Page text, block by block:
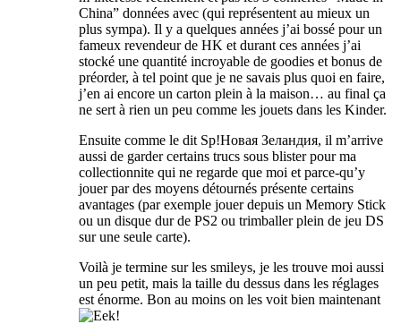
China” données avec (qui représentent au mieux un
plus sympa). Il y a quelques années j’ai bossé pour un
fameux revendeur de HK et durant ces années j’ai
stocké une quantité incroyable de goodies et bonus de
préorder, à tel point que je ne savais plus quoi en faire,
j’en ai encore un carton plein à la maison… au final ça
ne sert à rien un peu comme les jouets dans les Kinder.
Ensuite comme le dit Sp!Новая Зеландия, il m’arrive
aussi de garder certains trucs sous blister pour ma
collectionnite qui ne regarde que moi et parce-qu’y
jouer par des moyens détournés présente certains
avantages (par exemple jouer depuis un Memory Stick
ou un disque dur de PS2 ou trimballer plein de jeu DS
sur une seule carte).
Voilà je termine sur les smileys, je les trouve moi aussi
un peu petit, mais la taille du dessus dans les réglages
est énorme. Bon au moins on les voit bien maintenant